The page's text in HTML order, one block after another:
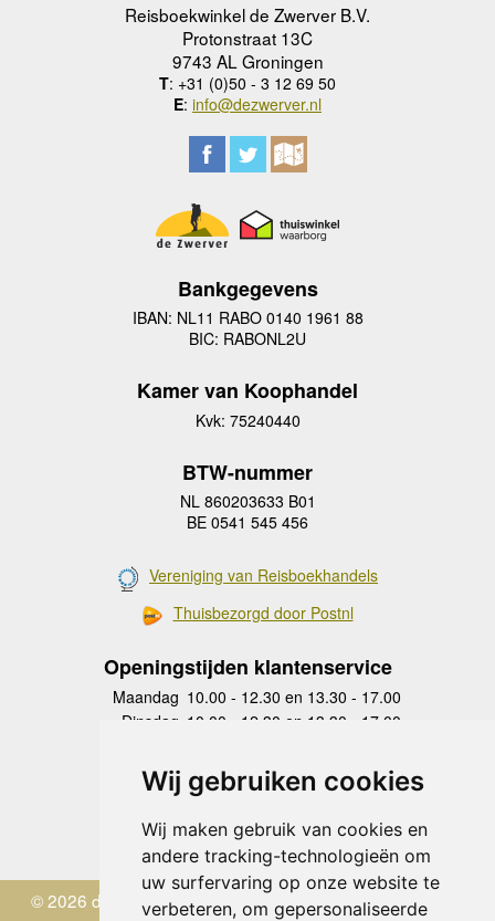
Wij gebruiken cookies
Wij maken gebruik van cookies en
andere tracking-technologieën om
uw surfervaring op onze website te
verbeteren, om gepersonaliseerde
Reisboekwinkel de Zwerver B.V.
Protonstraat 13C
9743 AL Groningen
T: +31 (0)50 - 3 12 69 50
E: info@dezwerver.nl
Bankgegevens
IBAN: NL11 RABO 0140 1961 88
BIC: RABONL2U
Kamer van Koophandel
Kvk: 75240440
BTW-nummer
NL 860203633 B01
BE 0541 545 456
Vereniging van Reisboekhandels
Thuisbezorgd door Postnl
Openingstijden klantenservice
Maandag 10.00 - 12.30 en 13.30 - 17.00
Dinsdag 10.00 - 12.30 en 13.30 - 17.00
Donderdag
10.00 - 12.30 en 13.30 - 17.00
Vrijdag 10.00 - 12.30 en 13.30 - 17.00
Zaterdag
gesloten
Zondag gesloten
© 2026 de Zwerver